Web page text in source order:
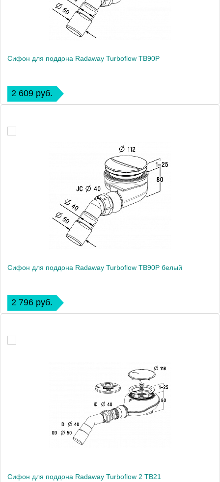
Сифон для поддона Radaway Turboflow TB90P
2 609 руб.
Сифон для поддона Radaway Turboflow TB90P белый
2 796 руб.
Сифон для поддона Radaway Turboflow 2 TB21